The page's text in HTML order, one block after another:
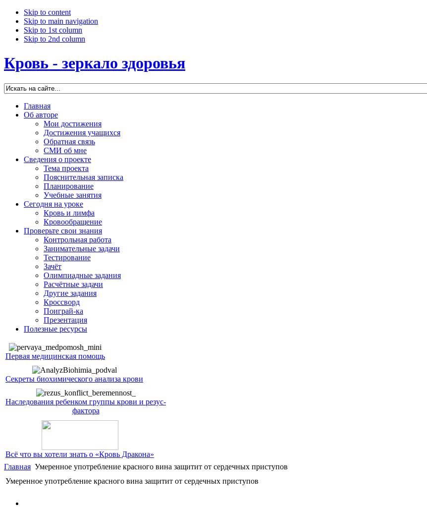
Skip to content
Skip to main navigation
Skip to 1st column
Skip to 2nd column
Кровь - зеркало здоровья
Главная
Об авторе
Мои достижения
Достижения учащихся
Обратная связь
СМИ об мне
Сведения о проекте
Тема проекта
Пояснительная записка
Планирование
Учебные занятия
Сегодня на уроке
Кровь и лимфа
Кровообращение
Проверьте свои знания
Контрольная работа
Занимательные задачи
Тестирование
Зачёт
Олимпиадные задания
Расчётные задачи
Другие задания
Кроссворд
Поиграй-ка
Презентация
Полезные ресурсы
Первая медицинская помощь
Секреты биохимического анализа крови
Наследования ребенком группы крови и резус-
фактора
Всё что вы хотели знать о «Кровь Дракона»
Главная Умеренное употребление красного вина защитит от сердечных приступов
Умеренное употребление красного вина защитит от сердечных приступов